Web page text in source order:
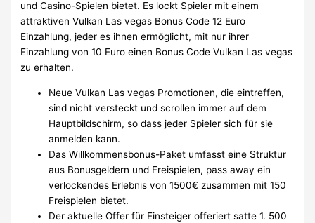
und Casino-Spielen bietet. Es lockt Spieler mit einem
attraktiven Vulkan Las vegas Bonus Code 12 Euro
Einzahlung, jeder es ihnen ermöglicht, mit nur ihrer
Einzahlung von 10 Euro einen Bonus Code Vulkan Las vegas
zu erhalten.
Neue Vulkan Las vegas Promotionen, die eintreffen,
sind nicht versteckt und scrollen immer auf dem
Hauptbildschirm, so dass jeder Spieler sich für sie
anmelden kann.
Das Willkommensbonus-Paket umfasst eine Struktur
aus Bonusgeldern und Freispielen, pass away ein
verlockendes Erlebnis von 1500€ zusammen mit 150
Freispielen bietet.
Der aktuelle Offer für Einsteiger offeriert satte 1. 500